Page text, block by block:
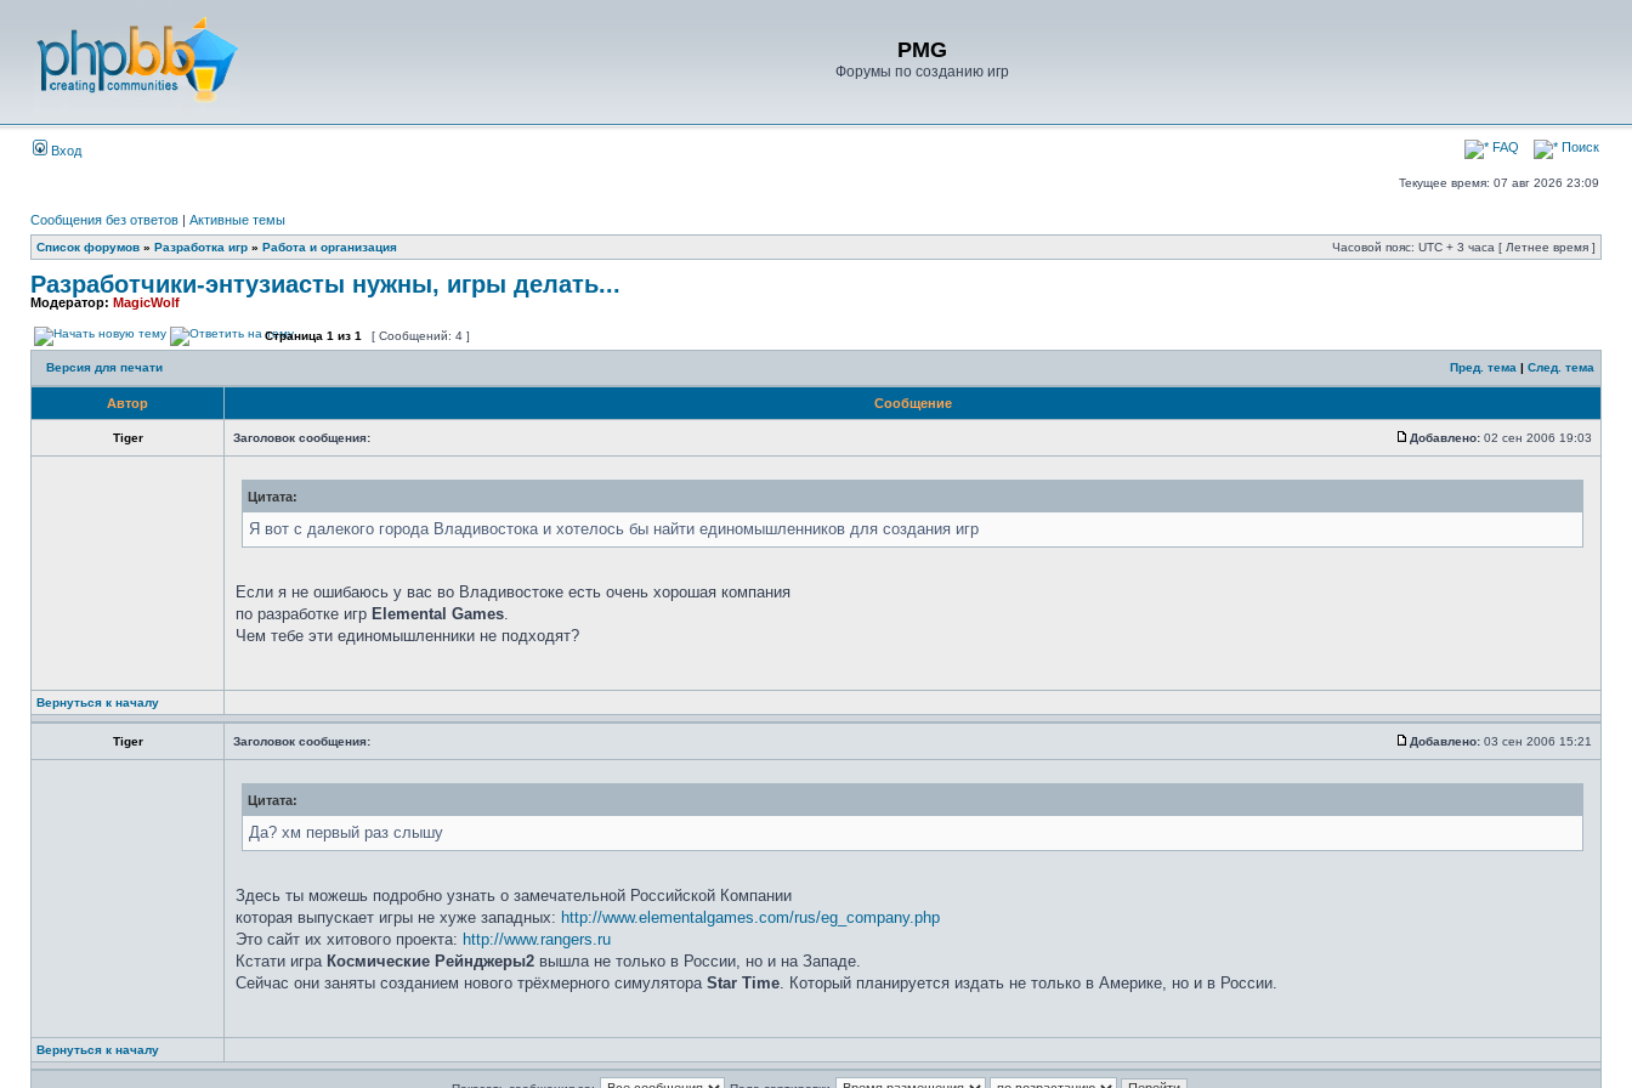
PMG
Форумы по созданию игр
Вход FAQ Поиск
Текущее время: 07 авг 2026 23:09
Сообщения без ответов | Активные темы
Список форумов » Разработка игр » Работа и организация Часовой пояс: UTC + 3 часа [ Летнее время ]
Разработчики-энтузиасты нужны, игры делать...
Модератор: MagicWolf
Страница 1 из 1 [ Сообщений: 4 ]
Версия для печати Пред. тема | След. тема
Автор Сообщение
Tiger Заголовок сообщения: Добавлено: 02 сен 2006 19:03
Цитата:
Я вот с далекого города Владивостока и хотелось бы найти единомышленников для создания игр
Если я не ошибаюсь у вас во Владивостоке есть очень хорошая компания
по разработке игр Elemental Games.
Чем тебе эти единомышленники не подходят?
Вернуться к началу
Tiger Заголовок сообщения: Добавлено: 03 сен 2006 15:21
Цитата:
Да? хм первый раз слышу
Здесь ты можешь подробно узнать о замечательной Российской Компании
которая выпускает игры не хуже западных: http://www.elementalgames.com/rus/eg_company.php
Это сайт их хитового проекта: http://www.rangers.ru
Кстати игра Космические Рейнджеры2 вышла не только в России, но и на Западе.
Сейчас они заняты созданием нового трёхмерного симулятора Star Time. Который планируется издать не только в Америке, но и в России.
Вернуться к началу